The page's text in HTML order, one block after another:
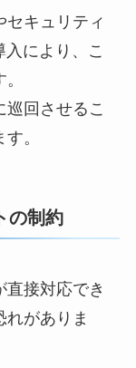
セキュリティ
により、こ
回させるこ
。
の制約
接対応でき
がありま